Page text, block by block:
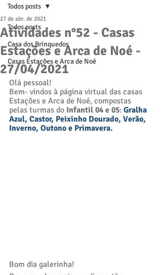
Todos posts
Casa dos Brinquedos
Casas Estações e Arca de Noé
Todos posts
Atividades n°52 - Casas
Estações e Arca de Noé -
27/04/2021
27 de abr. de 2021
Olá pessoal!
Bem- vindos à página virtual das casas
Estações e Arca de Noé, compostas
pelas turmas do Infantil 04 e 05: Gralha
Azul, Castor, Peixinho Dourado, Verão,
Inverno, Outono e Primavera.
Bom dia galerinha!